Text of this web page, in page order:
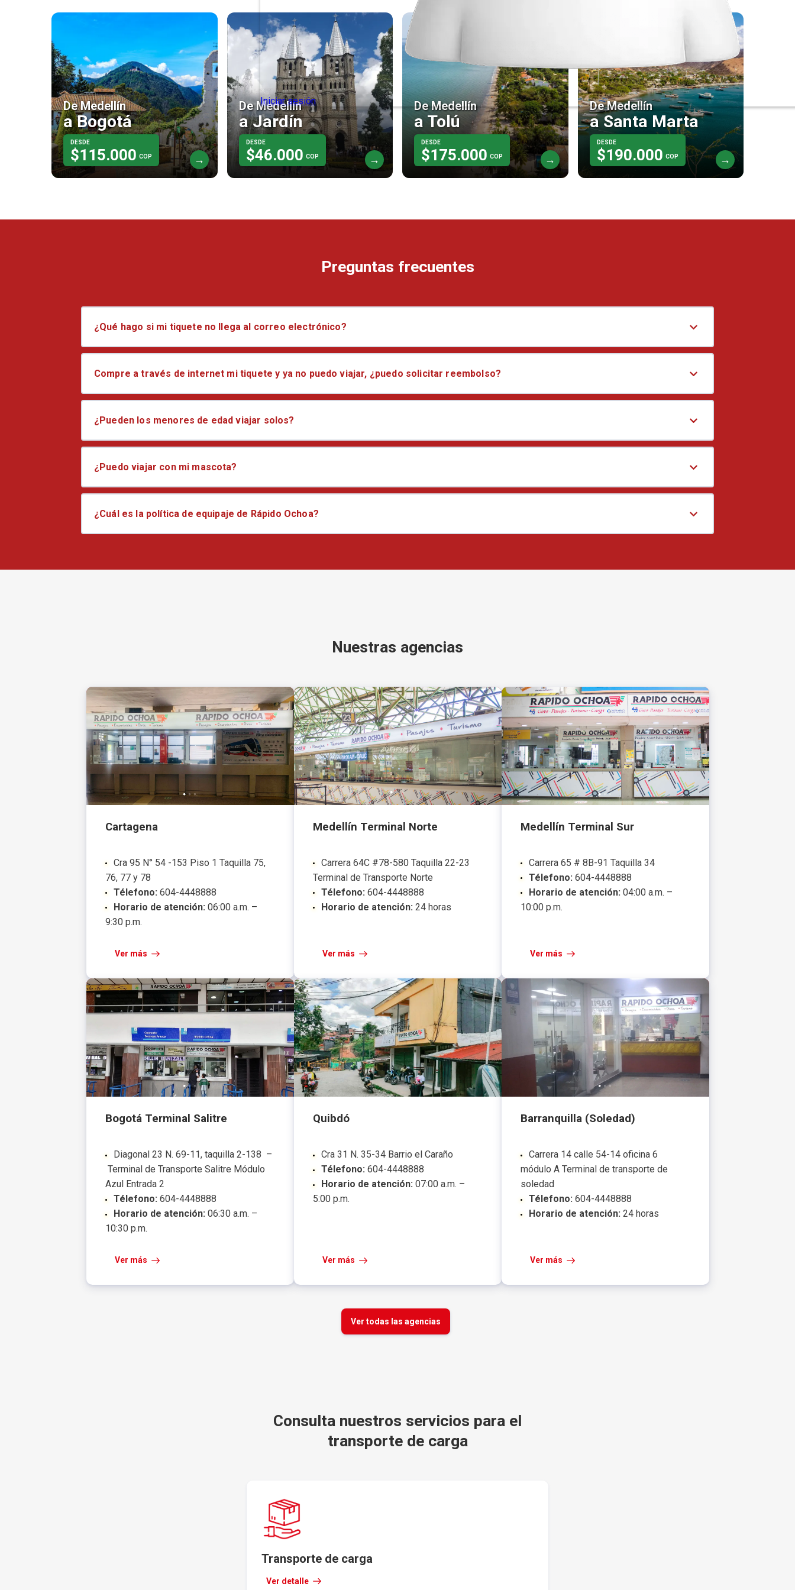
De Medellín
a Bogotá
DESDE
$115.000 COP
De Medellín
a Jardín
DESDE
$46.000 COP
De Medellín
a Tolú
DESDE
$175.000 COP
De Medellín
a Santa Marta
DESDE
$190.000 COP
Preguntas frecuentes
¿Qué hago si mi tiquete no llega al correo electrónico?
Compre a través de internet mi tiquete y ya no puedo viajar, ¿puedo solicitar reembolso?
¿Pueden los menores de edad viajar solos?
¿Puedo viajar con mi mascota?
¿Cuál es la política de equipaje de Rápido Ochoa?
Nuestras agencias
Cartagena
Cra 95 N° 54 -153 Piso 1 Taquilla 75,
76, 77 y 78
Télefono: 604-4448888
Horario de atención: 06:00 a.m. –
9:30 p.m.
Ver más
Medellín Terminal Norte
Carrera 64C #78-580 Taquilla 22-23
Terminal de Transporte Norte
Télefono: 604-4448888
Horario de atención: 24 horas
Ver más
Medellín Terminal Sur
Carrera 65 # 8B-91 Taquilla 34
Télefono: 604-4448888
Horario de atención: 04:00 a.m. –
10:00 p.m.
Ver más
Bogotá Terminal Salitre
Diagonal 23 N. 69-11, taquilla 2-138 –
Terminal de Transporte Salitre Módulo
Azul Entrada 2
Télefono: 604-4448888
Horario de atención: 06:30 a.m. –
10:30 p.m.
Ver más
Quibdó
Cra 31 N. 35-34 Barrio el Caraño
Télefono: 604-4448888
Horario de atención: 07:00 a.m. –
5:00 p.m.
Ver más
Barranquilla (Soledad)
Carrera 14 calle 54-14 oficina 6
módulo A Terminal de transporte de
soledad
Télefono: 604-4448888
Horario de atención: 24 horas
Ver más
Ver todas las agencias
Consulta nuestros servicios para el
transporte de carga
Transporte de carga
Ver detalle